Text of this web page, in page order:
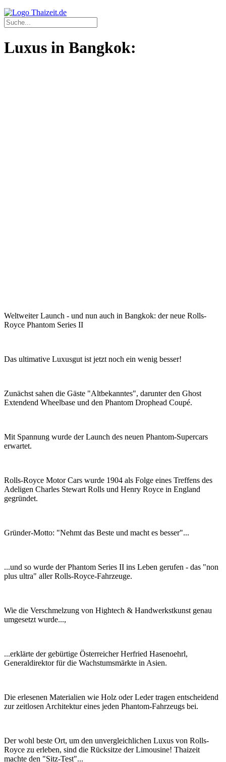
Luxus in Bangkok:
Weltweiter Launch - und nun auch in Bangkok: der neue Rolls-
Royce Phantom Series II
Das ultimative Luxusgut ist jetzt noch ein wenig besser!
Zunächst sahen die Gäste "Altbekanntes", darunter den Ghost
Extendend Wheelbase und den Phantom Drophead Coupé.
Mit Spannung wurde der Launch des neuen Phantom-Supercars
erwartet.
Rolls-Royce Motor Cars wurde 1904 als Folge eines Treffens des
Adeligen Charles Stewart Rolls und Henry Royce in England
gegründet.
Gründer-Motto: "Nehmt das Beste und macht es besser"...
...und so wurde der Phantom Series II ins Leben gerufen - das "non
plus ultra" aller Rolls-Royce-Fahrzeuge.
Wie die Verschmelzung von Hightech & Handwerkstkunst genau
umgesetzt wurde...,
...erklärte der gebürtige Österreicher Herfried Hasenoehrl,
Generaldirektor für die Wachstumsmärkte in Asien.
Die erlesenen Materialien wie Holz oder Leder tragen entscheidend
zur zeitlosen Architektur eines jeden Phantom-Fahrzeugs bei.
Der wohl beste Ort, um den unvergleichlichen Luxus von Rolls-
Royce zu erleben, sind die Rücksitze der Limousine! Thaizeit
machte den "Sitz-Test"...